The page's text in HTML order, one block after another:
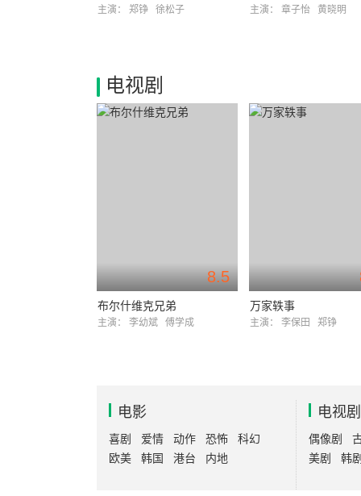
主演： 郑铮 徐松子 主演： 章子怡 黄晓明
电视剧
8.5
布尔什维克兄弟
主演： 李幼斌 傅学成
万家轶事
主演： 李保田 郑铮
电影
喜剧 爱情 动作 恐怖
科幻
欧美
韩国 港台 内地
电视剧
偶像剧
美剧
韩